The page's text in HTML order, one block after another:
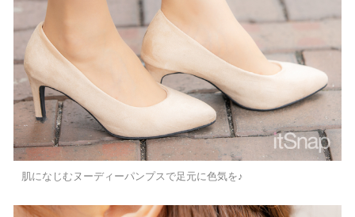
肌になじむヌーディーパンプスで足元に色気を♪